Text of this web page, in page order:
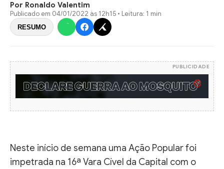
Por Ronaldo Valentim
Publicado em 04/01/2022 às 12h15 • Leitura: 1 min
RESUMO
PUBLICIDADE
Neste início de semana uma Ação Popular foi
impetrada na 16ª Vara Cível da Capital com o